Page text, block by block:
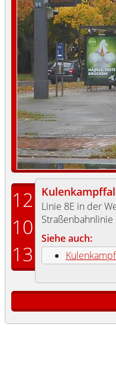
12
10
13
Linie 8E in der
Straßenbahnlinie
Siehe auch: